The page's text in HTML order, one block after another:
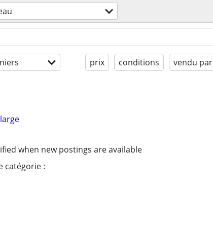
prix conditions vendu par
when new postings are available
catégorie :